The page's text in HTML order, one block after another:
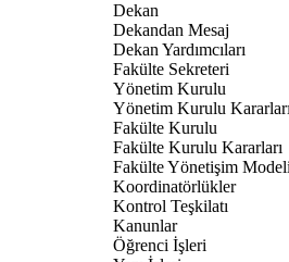
Dekan
Dekandan Mesaj
Dekan Yardımcıları
Fakülte Sekreteri
Yönetim Kurulu
Yönetim Kurulu Kararları
Fakülte Kurulu
Fakülte Kurulu Kararları
Fakülte Yönetişim Modeli
Koordinatörlükler
Kontrol Teşkilatı
Kanunlar
Öğrenci İşleri